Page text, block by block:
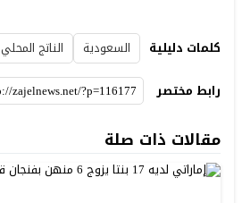
كلمات دليلية السعودية الناتج المحلي
رابط مختصر
مقالات ذات صلة